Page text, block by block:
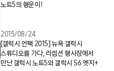
노트5의 행운이!
2015/08/24
[갤럭시 언팩 2015] 뉴욕 갤럭시
스튜디오를 가다, 리셉션 행사장에서
만난 갤럭시 노트5와 갤럭시 S6 엣지+